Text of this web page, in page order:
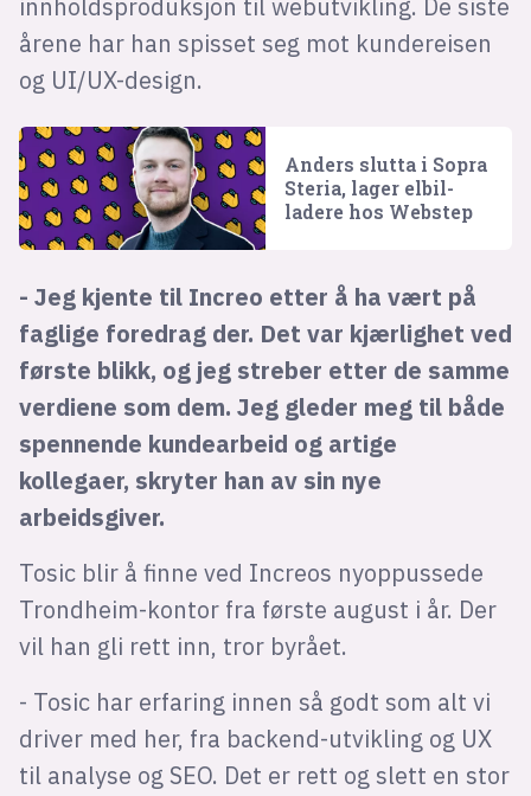
innholdsproduksjon til webutvikling. De siste
årene har han spisset seg mot kundereisen
og UI/UX-design.
Anders slutta i Sopra
Steria, lager elbil-
ladere hos Webstep
- Jeg kjente til Increo etter å ha vært på
faglige foredrag der. Det var kjærlighet ved
første blikk, og jeg streber etter de samme
verdiene som dem. Jeg gleder meg til både
spennende kundearbeid og artige
kollegaer, skryter han av sin nye
arbeidsgiver.
Tosic blir å finne ved Increos nyoppussede
Trondheim-kontor fra første august i år. Der
vil han gli rett inn, tror byrået.
- Tosic har erfaring innen så godt som alt vi
driver med her, fra backend-utvikling og UX
til analyse og SEO. Det er rett og slett en stor